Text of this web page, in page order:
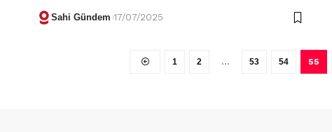
Sahi Gündem 17/07/2025
1 2 … 53 54 55